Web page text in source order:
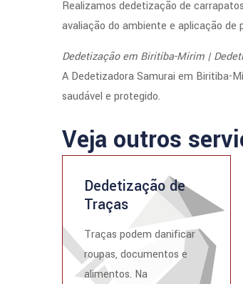
Realizamos dedetização de
avaliação do ambiente e aplicação de
Dedetização em Biritiba-Mirim |
A Dedetizadora Samurai em Biritiba-
saudável e protegido.
Veja outros
Dedetização de
Traças
Traças podem danificar
roupas, documentos e
alimentos. Na